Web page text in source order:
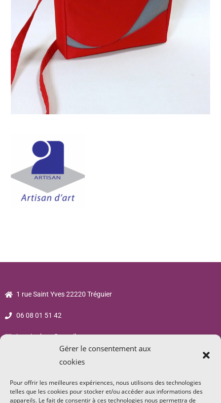
Gérer le consentement aux
cookies
Pour offrir les meilleures expériences, nous utilisons des technologies
telles que les cookies pour stocker et/ou accéder aux informations des
appareils. Le fait de consentir à ces technologies nous permettra de
1 rue Saint Yves 22220 Tréguier
06 08 01 51 42
jsp.sigalane@gmail.com